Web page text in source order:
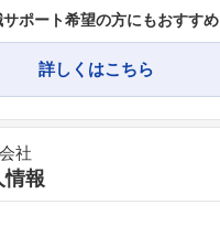
ポート希望の方にもおすすめ
詳しくはこちら
社
情報